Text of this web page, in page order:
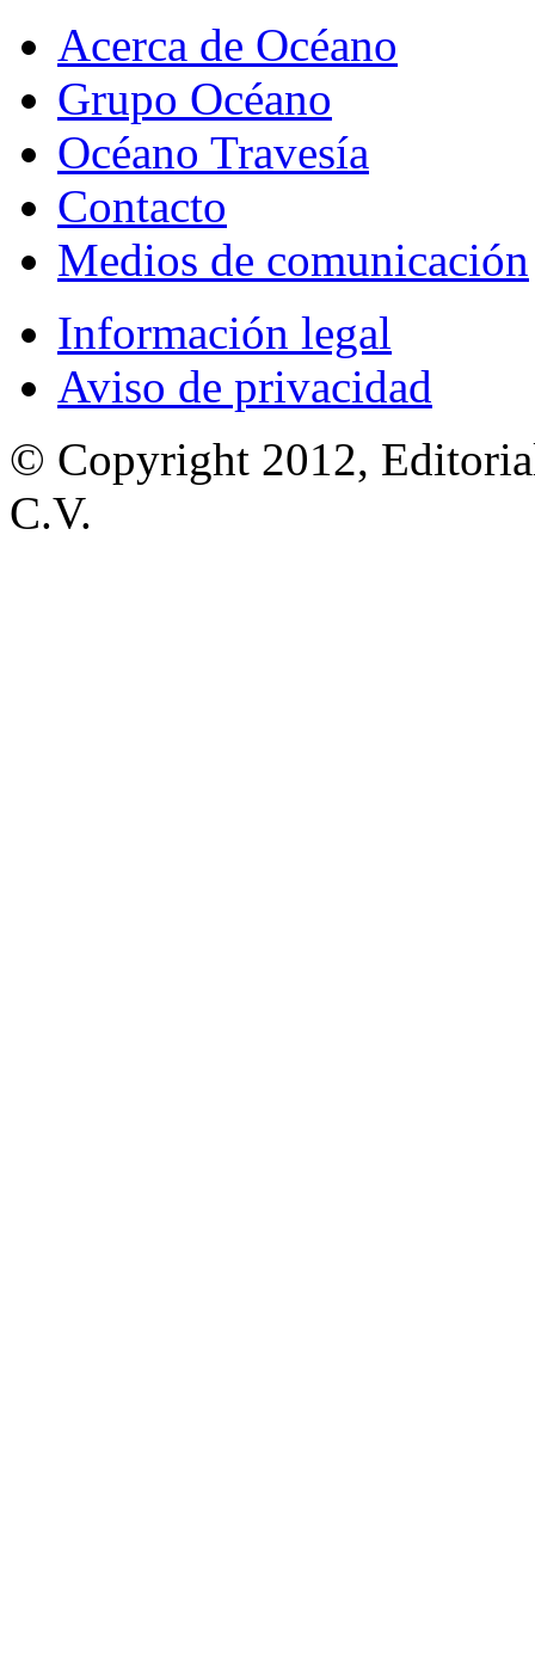
Acerca de Océano
Grupo Océano
Océano Travesía
Contacto
Medios de comunicación
Información legal
Aviso de privacidad
© Copyright 2012,
C.V.